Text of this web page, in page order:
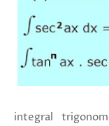
integral